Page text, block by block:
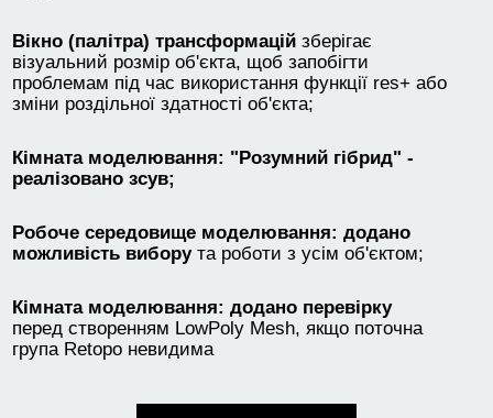
Вікно (палітра) трансформацій зберігає
візуальний розмір об'єкта, щоб запобігти
проблемам під час використання функції res+ або
зміни роздільної здатності об'єкта;
Кімната моделювання: "Розумний гібрид" -
реалізовано зсув;
Робоче середовище моделювання: додано
можливість виборута роботи з усім об'єктом;
Кімната моделювання: додано перевірку
перед створенням LowPoly Mesh, якщо поточна
група Retopo невидима